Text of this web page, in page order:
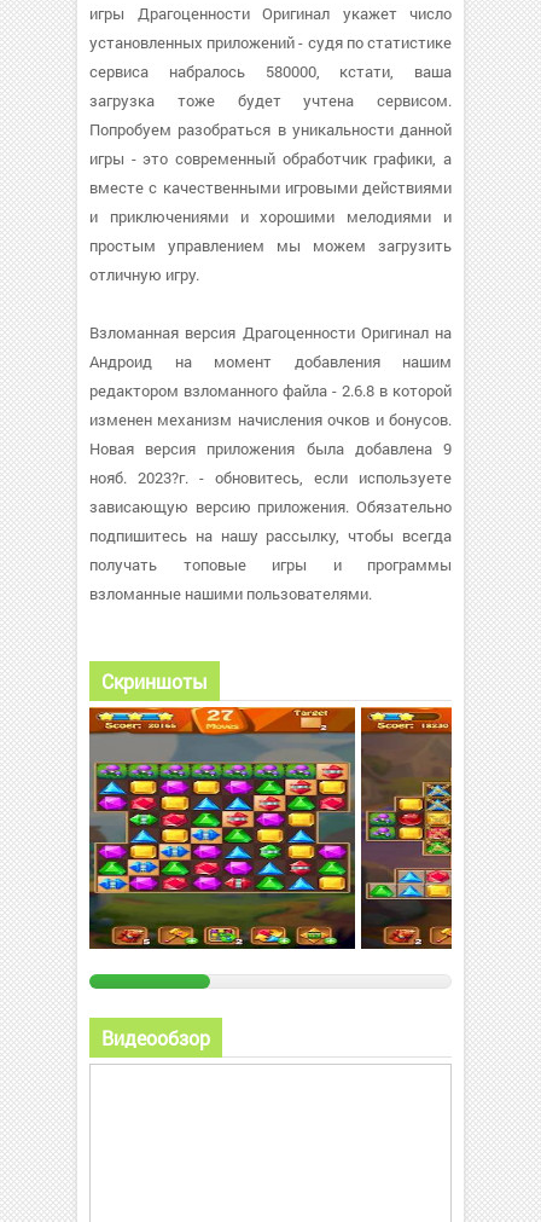
игры Драгоценности Оригинал укажет число
установленных приложений - судя по статистике
сервиса набралось 580000, кстати, ваша
загрузка тоже будет учтена сервисом.
Попробуем разобраться в уникальности данной
игры - это современный обработчик графики, а
вместе с качественными игровыми действиями
и приключениями и хорошими мелодиями и
простым управлением мы можем загрузить
отличную игру.
Взломанная версия Драгоценности Оригинал на
Андроид на момент добавления нашим
редактором взломанного файла - 2.6.8 в которой
изменен механизм начисления очков и бонусов.
Новая версия приложения была добавлена 9
нояб. 2023?г. - обновитесь, если используете
зависающую версию приложения. Обязательно
подпишитесь на нашу рассылку, чтобы всегда
получать топовые игры и программы
взломанные нашими пользователями.
Скриншоты
Видеообзор